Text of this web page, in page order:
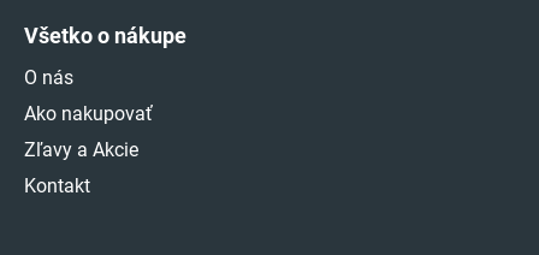
Všetko o nákupe
O nás
Ako nakupovať
Zľavy a Akcie
Kontakt